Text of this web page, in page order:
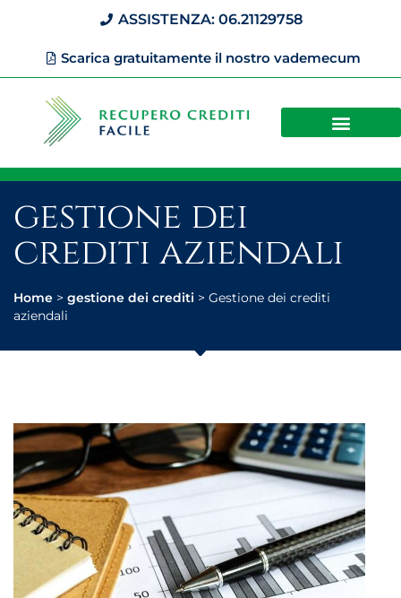
ASSISTENZA: 06.21129758
Scarica gratuitamente il nostro vademecum
gestione dei
crediti aziendali
Home > gestione dei crediti > Gestione dei crediti
aziendali